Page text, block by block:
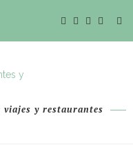
viajes y restaurantes